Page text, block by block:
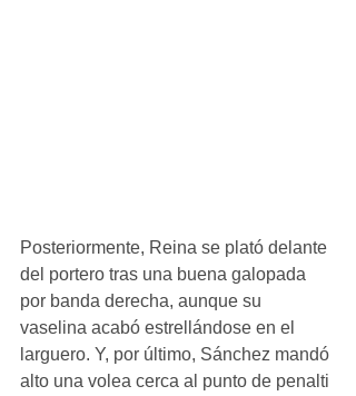
Posteriormente, Reina se plató delante
del portero tras una buena galopada
por banda derecha, aunque su
vaselina acabó estrellándose en el
larguero. Y, por último, Sánchez mandó
alto una volea cerca al punto de penalti